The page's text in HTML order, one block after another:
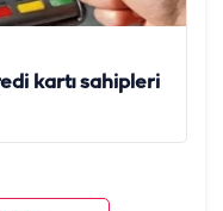
kartı sahipleri